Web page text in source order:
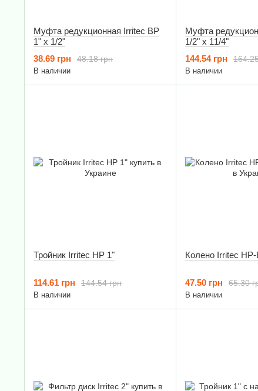
Муфта редукционная Irritec ВР
1" х 1/2"
48.18 грн
38.69 грн
В наличии
Муфта
1/2" х 11/4"
144.54 грн
В наличии
Тройник Irritec НР 1"
144.54 грн
114.61 грн
В наличии
65.30
47.50 грн
В наличии